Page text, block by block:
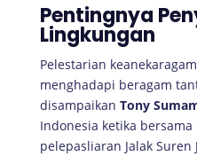
Pentingnya
Lingkungan
Pelestarian
menghadapi beragam
disampaikan Tony
Indonesia ketika
pelepasliaran Jalak Suren